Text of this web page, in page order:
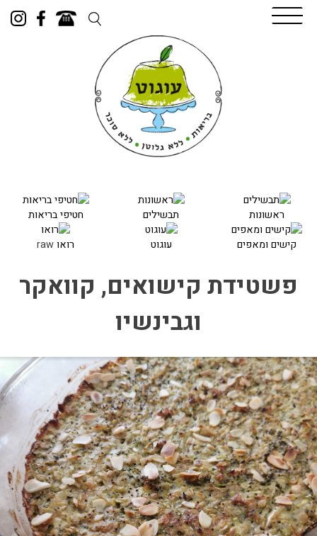
Skip
to
ראשונות תבשילים
חטיפי בריאות
קישים ומאפים
עוגוט רואוraw
פשטידת קישואים, קוואקר
וגבינשיו